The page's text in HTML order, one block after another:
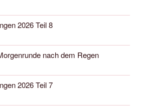
2026 Teil 8
nach dem Regen
2026 Teil 7